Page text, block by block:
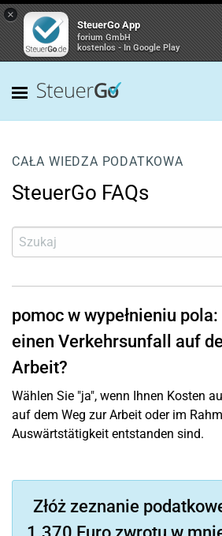
×
SteuerGo App
forium GmbH
kostenlos - In Google Play
CAŁA WIEDZA PODATKOWA
SteuerGo FAQs
pomoc w wypełnieniu
einen Verkehrsunfall auf
Arbeit?
Wählen Sie "ja", wenn Ihnen Kosten
auf dem Weg zur Arbeit oder im
Auswärtstätigkeit entstanden sind.
Złóż zeznanie